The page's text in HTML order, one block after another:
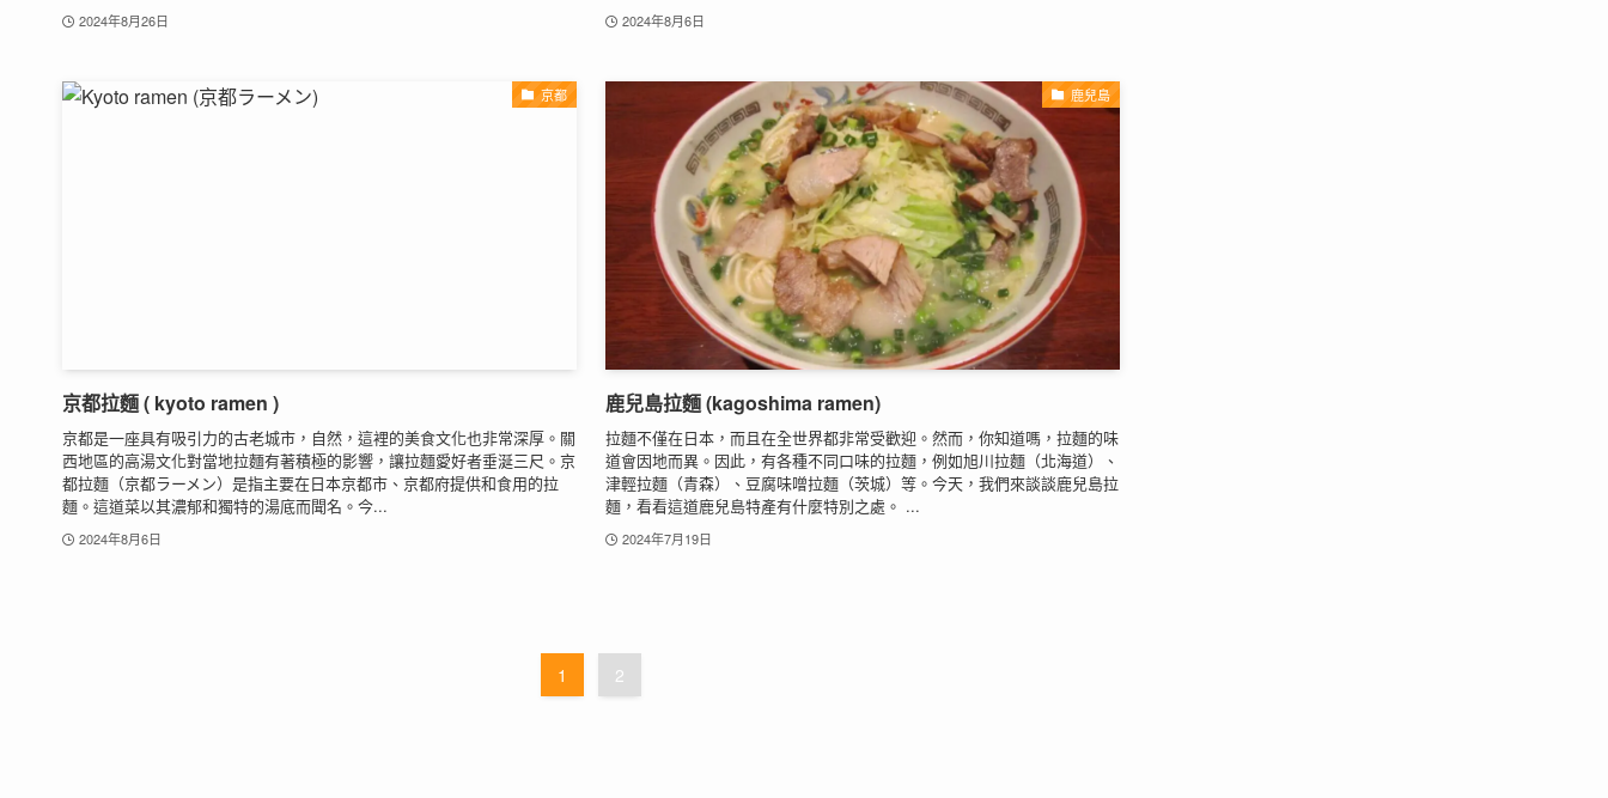
2024年8月26日 2024年8月6日
京都
京都拉麵 ( kyoto ramen )
京都是一座具有吸引力的古老城市，自然，這裡的美食文化也非常深厚。關
西地區的高湯文化對當地拉麵有著積極的影響，讓拉麵愛好者垂涎三尺。京
都拉麵（京都ラーメン）是指主要在日本京都市、京都府提供和食用的拉
麵。這道菜以其濃郁和獨特的湯底而聞名。今...
2024年8月6日
鹿兒島
鹿兒島拉麵 (kagoshima ramen)
拉麵不僅在日本，而且在全世界都非常受歡迎。然而，你知道嗎，拉麵的味
道會因地而異。因此，有各種不同口味的拉麵，例如旭川拉麵（北海道）、
津輕拉麵（青森）、豆腐味噌拉麵（茨城）等。今天，我們來談談鹿兒島拉
麵，看看這道鹿兒島特產有什麼特別之處。 ...
2024年7月19日
1 2